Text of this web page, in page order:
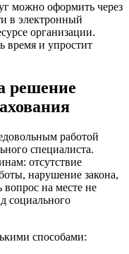
можно оформить через
в электронный
организации.
время и упростит
решение
работой
специалиста.
отсутствие
нарушение закона,
на месте не
социального
способами: